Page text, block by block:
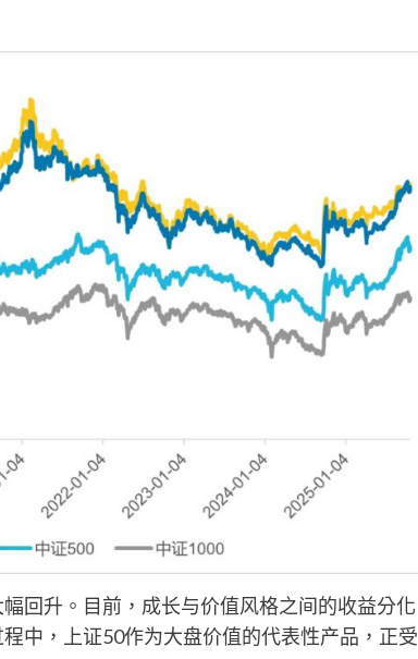
回升。目前，成长与价值风格之间的收益分化
中，上证50作为大盘价值的代表性产品，正受